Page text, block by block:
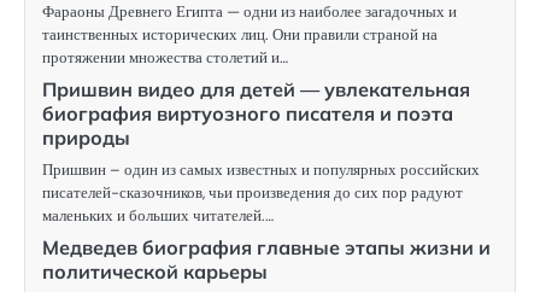
Фараоны Древнего Египта — одни из наиболее загадочных и
таинственных исторических лиц. Они правили страной на
протяжении множества столетий и…
Пришвин видео для детей — увлекательная
биография виртуозного писателя и поэта
природы
Пришвин – один из самых известных и популярных российских
писателей-сказочников, чьи произведения до сих пор радуют
маленьких и больших читателей.…
Медведев биография главные этапы жизни и
политической карьеры